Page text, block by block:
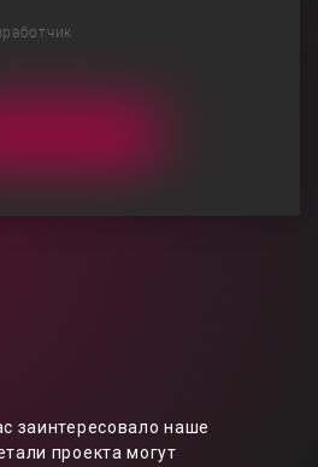
заинтересовало наше
проекта могут